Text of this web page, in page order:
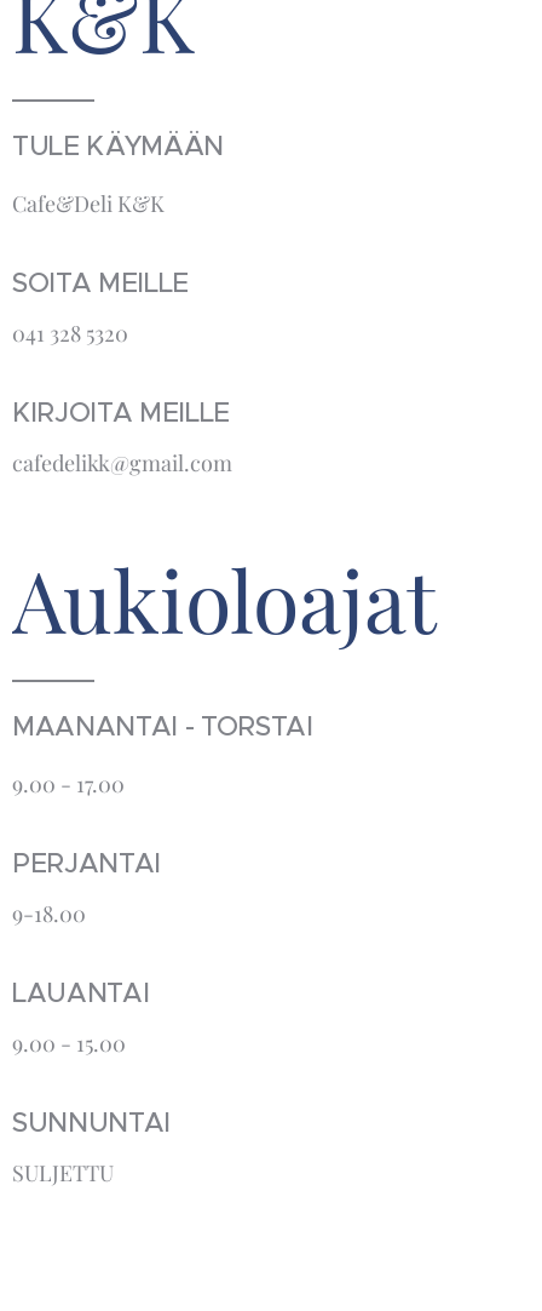
TULE KÄYMÄÄN
Cafe&Deli K&K
SOITA MEILLE
041 328 5320
KIRJOITA MEILLE
cafedelikk@gmail.com
Aukioloajat
MAANANTAI - TORSTAI
9.00 - 17.00
PERJANTAI
9-18.00
LAUANTAI
9.00 - 15.00
SUNNUNTAI
SULJETTU